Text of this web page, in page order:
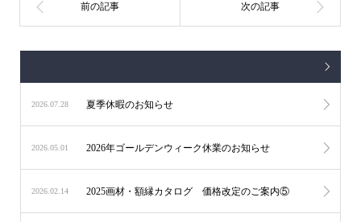
2026.07.28 夏季休暇のお知らせ
2026.05.01 2026年ゴールデンウィーク休業のお知らせ
2026.02.14 2025画材・額縁カタログ 価格改定のご案内⑤